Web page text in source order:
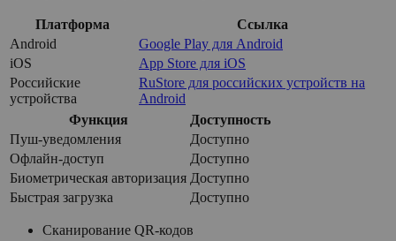
Платформа
Ссылка
Android
Google Play для Android
iOS
App Store для iOS
Российские
устройства
RuStore для российских устройств на
Android
Функция
Доступность
Пуш-уведомления
Доступно
Офлайн-доступ
Доступно
Биометрическая авторизация Доступно
Быстрая загрузка
Доступно
Сканирование QR-кодов